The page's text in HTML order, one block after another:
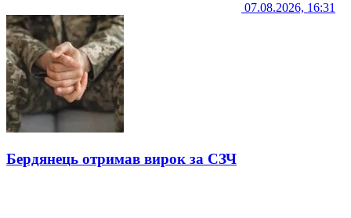
07.08.2026, 16:31
Бердянець отримав вирок за СЗЧ